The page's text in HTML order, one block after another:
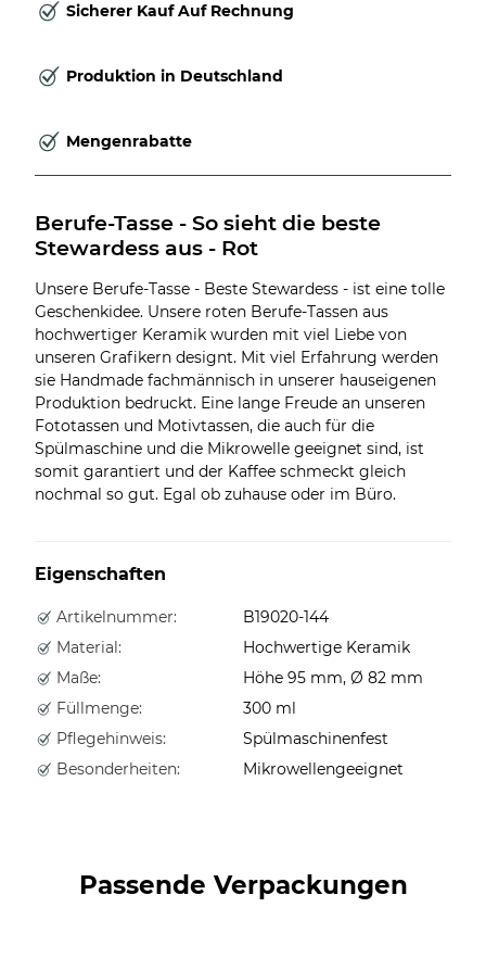
Sicherer Kauf Auf Rechnung
Produktion in Deutschland
Mengenrabatte
Berufe-Tasse - So sieht die beste
Stewardess aus - Rot
Unsere Berufe-Tasse - Beste Stewardess - ist eine tolle
Geschenkidee. Unsere roten Berufe-Tassen aus
hochwertiger Keramik wurden mit viel Liebe von
unseren Grafikern designt. Mit viel Erfahrung werden
sie Handmade fachmännisch in unserer hauseigenen
Produktion bedruckt. Eine lange Freude an unseren
Fototassen und Motivtassen, die auch für die
Spülmaschine und die Mikrowelle geeignet sind, ist
somit garantiert und der Kaffee schmeckt gleich
nochmal so gut. Egal ob zuhause oder im Büro.
Eigenschaften
Artikelnummer:
B19020-144
Material:
Hochwertige Keramik
Maße:
Höhe 95 mm, Ø 82 mm
Füllmenge:
300 ml
Pflegehinweis:
Spülmaschinenfest
Besonderheiten:
Mikrowellengeeignet
Passende Verpackungen